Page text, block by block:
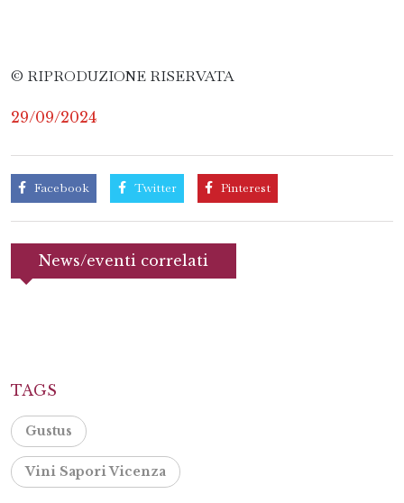
© RIPRODUZIONE RISERVATA
29/09/2024
Facebook Twitter Pinterest
News/eventi correlati
TAGS
Gustus
Vini Sapori Vicenza